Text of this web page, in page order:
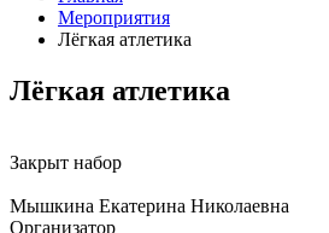
Мероприятия
Лёгкая атлетика
Лёгкая атлетика
Закрыт набор
Мышкина Екатерина Николаевна
Организатор